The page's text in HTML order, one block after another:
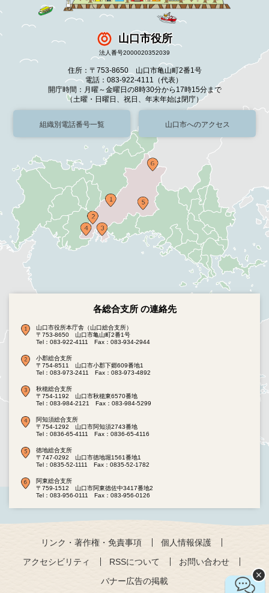
山口市役所
法人番号2000020352039
住所：〒753-8650 山口市亀山町2番1号
電話：083-922-4111（代表）
開庁時間：月曜～金曜日の8時30分から17時15分まで
（土曜・日曜日、祝日、年末年始は閉庁）
組織別電話番号一覧 山口市へのアクセス
各総合支所 の連絡先
山口市役所本庁舎（山口総合支所）
〒753-8650 山口市亀山町2番1号
Tel：083-922-4111
Fax：083-934-2944
小郡総合支所
〒754-8511 山口市小郡下郷609番地1
Tel：083-973-2411
Fax：083-973-4892
秋穂総合支所
〒754-1192 山口市秋穂東6570番地
Tel：083-984-2121
Fax：083-984-5299
阿知須総合支所
〒754-1292 山口市阿知須2743番地
Tel：0836-65-4111
Fax：0836-65-4116
徳地総合支所
〒747-0292 山口市徳地堀1561番地1
Tel：0835-52-1111
Fax：0835-52-1782
阿東総合支所
〒759-1512 山口市阿東徳佐中3417番地2
Tel：083-956-0111
Fax：083-956-0126
リンク・著作権・免責事項
個人情報保護
アクセシビリティ
RSSについて
お問い合わせ
バナー広告の掲載